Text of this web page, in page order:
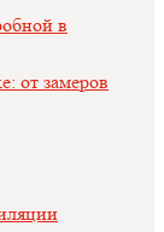
в
от замеров